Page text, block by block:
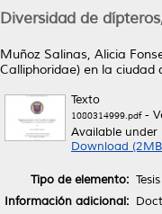
Diversidad de
Muñoz Salinas, Alicia
Calliphoridae) en la ciudad
Texto
1080314999.pdf-
Available under
Download
Tipo de elemento:
Información adicional: